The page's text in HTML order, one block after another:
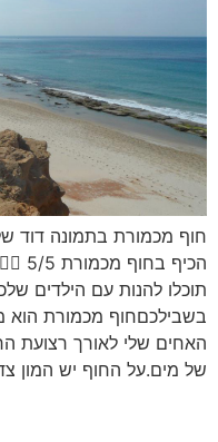
חוף מכמורת בתמונה דוד
תוכלו להנות עם הילדים
בשבילכםחוף מכמורת
האחים שלי לאורך רצועת
של מים.על החוף יש המון